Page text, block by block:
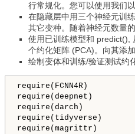
行常规化。您可以使用我们
在隐藏层中用三个神经元训
其它变种。随着神经元数量
使用已训练模型和 predict(),
个约化矩阵 (РСА)。向其添
绘制变体和训练/验证测试约
require(FCNN4R)
require(deepnet)
require(darch)
require(tidyverse)
require(magrittr)